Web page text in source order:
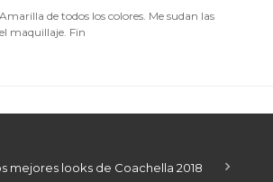
de todos los colores. Me sudan las
maquillaje. Fin
mejores looks de Coachella 2018